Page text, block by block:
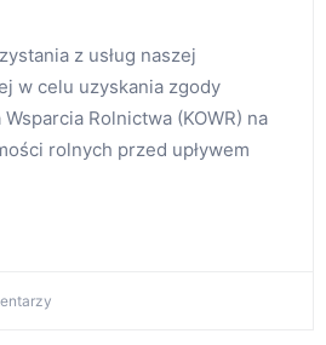
z usług naszej
w celu uzyskania zgody
Rolnictwa (KOWR) na
rolnych przed upływem